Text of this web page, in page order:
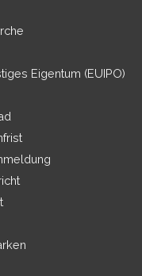
Eigentum (EUIPO)